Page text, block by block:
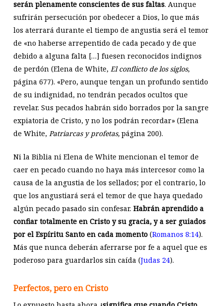
serán plenamente conscientes de sus faltas. Aunque
sufrirán persecución por obedecer a Dios, lo que más
los aterrará durante el tiempo de angustia será el temor
de «no haberse arrepentido de cada pecado y de que
debido a alguna falta […] fuesen reconocidos indignos
de perdón (Elena de White, El conflicto de los siglos,
página 677). «Pero, aunque tengan un profundo sentido
de su indignidad, no tendrán pecados ocultos que
revelar. Sus pecados habrán sido borrados por la sangre
expiatoria de Cristo, y no los podrán recordar» (Elena
de White, Patriarcas y profetas,página 200).
Ni la Biblia ni Elena de White mencionan el temor de
caer en pecado cuando no haya más intercesor como la
causa de la angustia de los sellados; por el contrario, lo
que los angustiará será el temor de que haya quedado
algún pecado pasado sin confesar. Habrán aprendido a
confiar totalmente en Cristo y su gracia, y a ser guiados
por el Espíritu Santo en cada momento(Romanos 8:14).
Más que nunca deberán aferrarse por fe a aquel que es
poderoso para guardarlos sin caída (Judas 24).
Perfectos, pero en Cristo